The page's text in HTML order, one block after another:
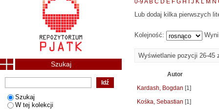
0-9A B C D E F G H J K L M N
Lub dodaj kilka pierwszych
Kolejność:
Wyświetlanie pozycji 26-45
Autor
Kardash, Bogdan [1]
Kośka, Sebastian [1]
Szukaj
Szukaj
W tej kolekcji